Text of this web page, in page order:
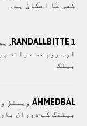
کمی کا امکان ہے۔
RANDALLBITTE
ارب روپے سے زائد
بینک
AHMEDBAL ویمنز
بیٹنگ کے دوران